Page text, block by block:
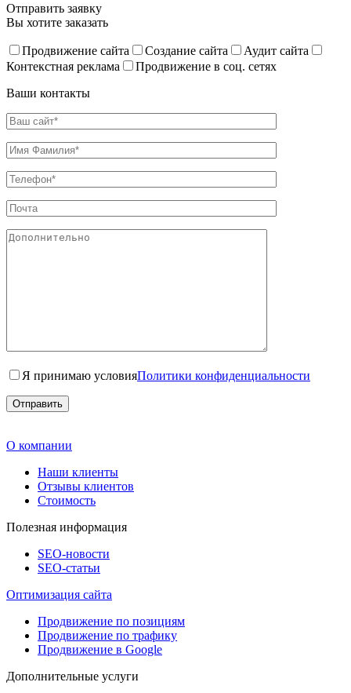
Отправить заявку
Вы хотите заказать
Продвижение сайта Создание сайта
Аудит сайта
Контекстная реклама
Продвижение в соц. сетях
Ваши контакты
Я принимаю условияПолитики конфиденциальности
О компании
Наши клиенты
Отзывы клиентов
Стоимость
Полезная информация
SEO-новости
SEO-cтатьи
Оптимизация сайта
Продвижение по позициям
Продвижение по трафику
Продвижение в Google
Дополнительные услуги